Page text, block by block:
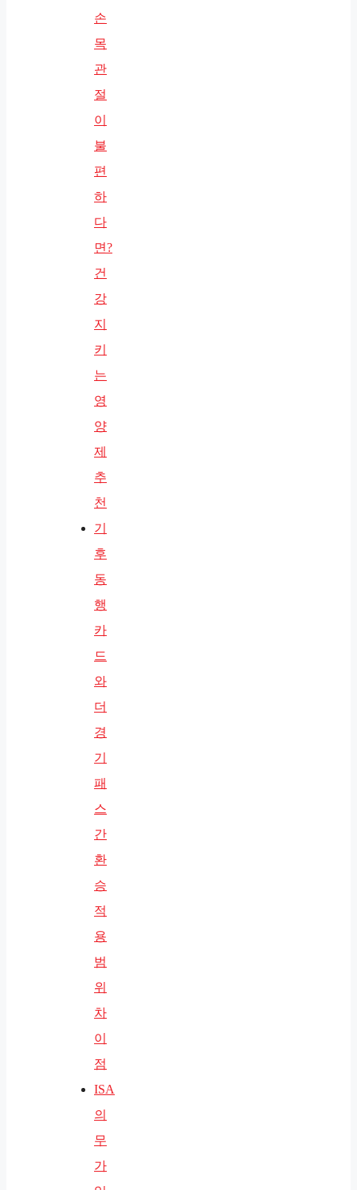
손
목
관
절
이
불
편
하
다
면?
건
강
지
키
는
영
양
제
추
천
기
후
동
행
카
드
와
더
경
기
패
스
간
환
승
적
용
범
위
차
이
점
ISA
의
무
가